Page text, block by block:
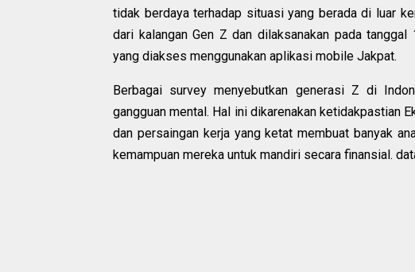
tidak berdaya terhadap situasi yang berada di luar
dari kalangan Gen Z dan dilaksanakan pada
yang diakses menggunakan aplikasi mobile Jakpat.
Berbagai survey menyebutkan generasi Z di
gangguan mental. Hal ini dikarenakan ketidakpastian
dan persaingan kerja yang ketat membuat banyak
kemampuan mereka untuk mandiri secara finansial.